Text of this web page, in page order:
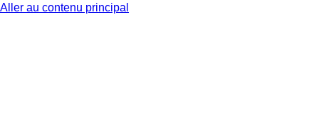
Aller au contenu principal